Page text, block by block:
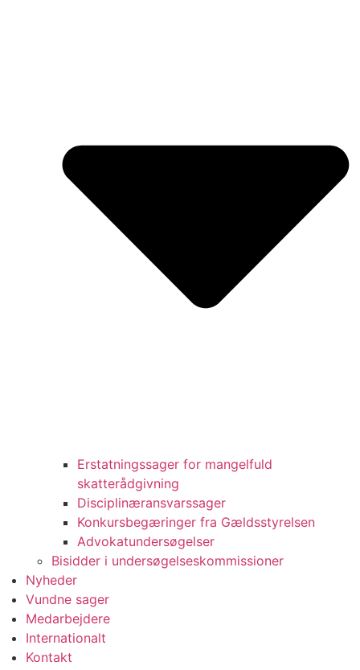
Erstatningssager for mangelfuld
skatterådgivning
Disciplinæransvarssager
Konkursbegæringer fra Gældsstyrelsen
Advokatundersøgelser
Bisidder i undersøgelseskommissioner
Nyheder
Vundne sager
Medarbejdere
Internationalt
Kontakt